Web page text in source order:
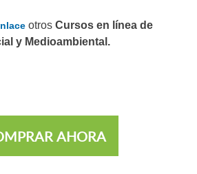
otros Cursos en línea de
y Medioambiental.
AHORA